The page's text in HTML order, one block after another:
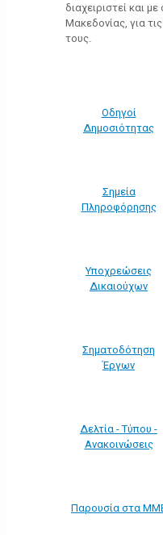
διαχειριστεί και
Μακεδονίας, για
τους.
Οδηγοί
Δημοσιότητας
Σημεία
Πληροφόρησης
Υποχρεώσεις
Δικαιούχων
Σηματοδότηση
Έργων
Δελτία - Τύπου -
Ανακοινώσεις
Παρουσία στα